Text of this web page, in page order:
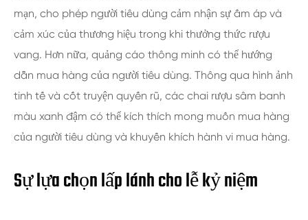
mạn, cho phép người tiêu dùng cảm nhận sự ấm áp và
cảm xúc của thương hiệu trong khi thưởng thức rượu
vang. Hơn nữa, quảng cáo thông minh có thể hướng
dẫn mua hàng của người tiêu dùng. Thông qua hình ảnh
tinh tế và cốt truyện quyến rũ, các chai rượu sâm banh
màu xanh đậm có thể kích thích mong muốn mua hàng
của người tiêu dùng và khuyến khích hành vi mua hàng.
Sự lựa chọn lấp lánh cho lễ kỷ niệm